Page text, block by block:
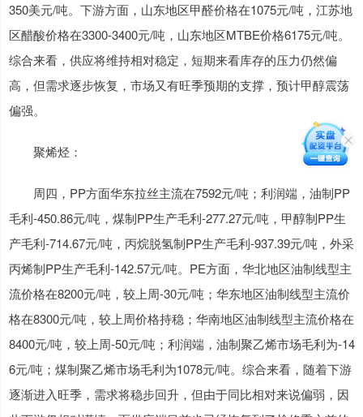
350美元/吨。下游方面，山东地区甲醛价格在1075元/吨，江苏地
区醋酸价格在3300-3400元/吨，山东地区MTBE价格6175元/吨。
综合来看，供应将维持相对稳定，短期来看库存的压力仍然偏
高，但需求逐步恢复，市场又有旺季预期的支撑，预计甲醇震荡
偏强。
聚烯烃：
周四，PP方面华东拉丝主流在7592元/吨；利润端，油制PP
毛利-450.86元/吨，煤制PP生产毛利-277.27元/吨，甲醇制PP生
产毛利-714.67元/吨，丙烷脱氢制PP生产毛利-937.39元/吨，外采
丙烯制PP生产毛利-142.57元/吨。PE方面，华北地区油制线型主
流价格在8200元/吨，较上周-30元/吨；华东地区油制线型主流价
格在8300元/吨，较上周价格持稳；华南地区油制线型主流价格在
8400元/吨，较上周-50元/吨；利润端，油制聚乙烯市场毛利为-14
6元/吨；煤制聚乙烯市场毛利为1078元/吨。综合来看，随着下游
逐渐进入旺季，需求将稳步回升，但由于同比相对来说偏弱，因